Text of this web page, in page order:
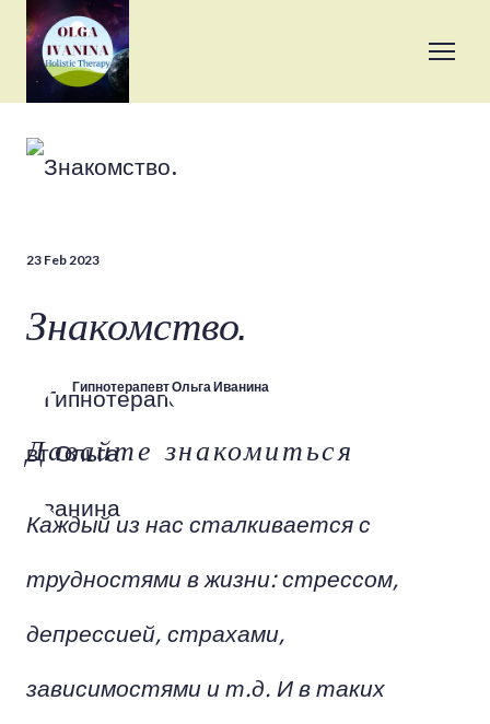
23 Feb 2023
Знакомство.
Гипнотерапевт Ольга Иванина
Давайте знакомиться
Каждый из нас сталкивается с
трудностями в жизни: стрессом,
депрессией, страхами,
зависимостями и т.д. И в таких